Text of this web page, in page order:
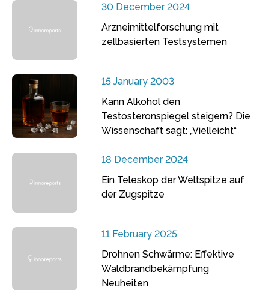
30 December 2024
Arzneimittelforschung mit
zellbasierten Testsystemen
15 January 2003
Kann Alkohol den
Testosteronspiegel steigern? Die
Wissenschaft sagt: „Vielleicht“
18 December 2024
Ein Teleskop der Weltspitze auf
der Zugspitze
11 February 2025
Drohnen Schwärme: Effektive
Waldbrandbekämpfung
Neuheiten